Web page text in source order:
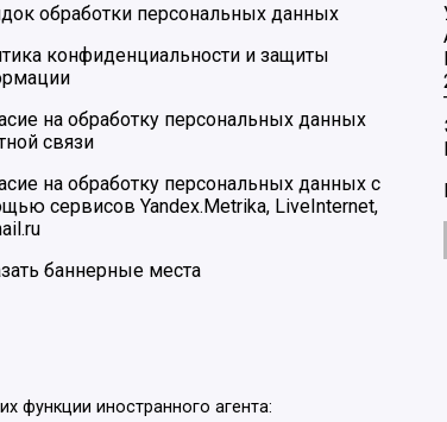
обработки персональных данных
конфиденциальности и защиты
на обработку персональных данных
связи
на обработку персональных данных с
сервисов Yandex.Metrika, LiveInternet,
баннерные места
функции иностранного агента: